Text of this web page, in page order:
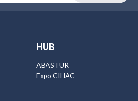
HUB
ABASTUR
Expo CIHAC